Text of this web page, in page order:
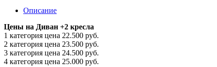
Описание
Цены на Диван +2 кресла
1 категория цена 22.500 руб.
2 категория цена 23.500 руб.
3 категория цена 24.500 руб.
4 категория цена 25.000 руб.